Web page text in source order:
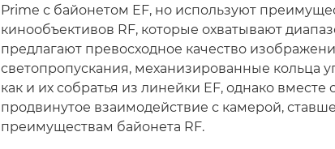
Prime с байонетом EF, но используют
кинообъективов RF, которые охватывают
предлагают превосходное качество
светопропускания, механизированные кольца
как и их собратья из линейки EF, однако
продвинутое взаимодействие с камерой,
преимуществам байонета RF.